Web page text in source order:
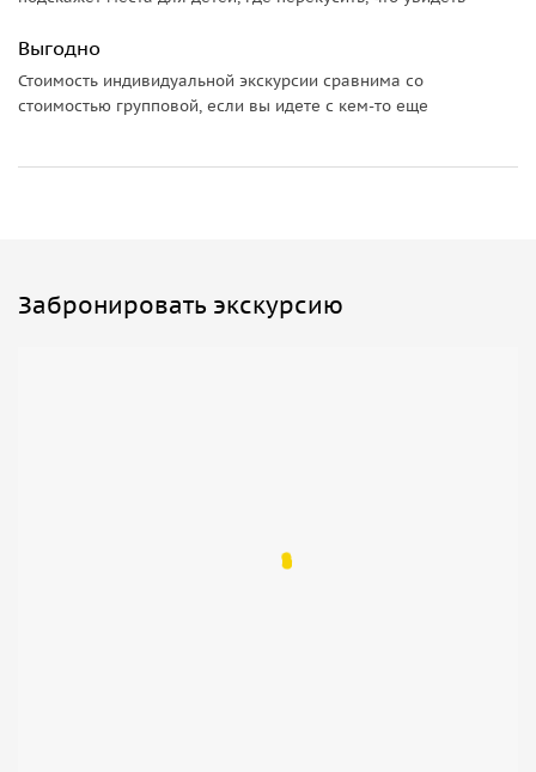
Выгодно
Стоимость индивидуальной экскурсии сравнима со
стоимостью групповой, если вы идете с кем-то еще
Забронировать экскурсию